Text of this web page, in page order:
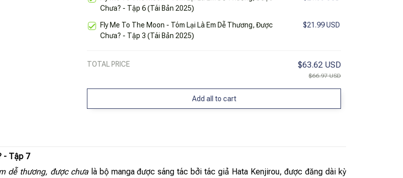
Chưa? - Tập 6 (Tái Bản 2025)
Fly Me To The Moon - Tóm Lại Là Em Dễ Thương, Được
Chưa? - Tập 3 (Tái Bản 2025)
$21.99 USD
TOTAL PRICE $63.62 USD
$66.97 USD
Add all to cart
- Tập 7
dễ thương, được chưa là bộ manga được sáng tác bởi tác giả Hata Kenjirou, được đăng dài kỳ